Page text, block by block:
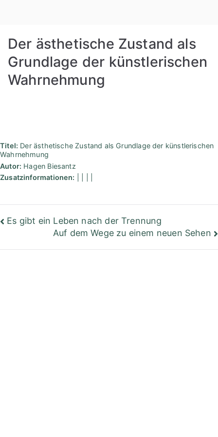
Steiner
Bibliothek
Der ästhetische Zustand als
Grundlage der künstlerischen
Wahrnehmung
Titel: Der ästhetische Zustand als Grundlage der künstlerischen
Wahrnehmung
Autor: Hagen Biesantz
Zusatzinformationen:
Beitragsnavigation
Es gibt ein Leben nach der Trennung
Auf dem Wege zu einem neuen Sehen